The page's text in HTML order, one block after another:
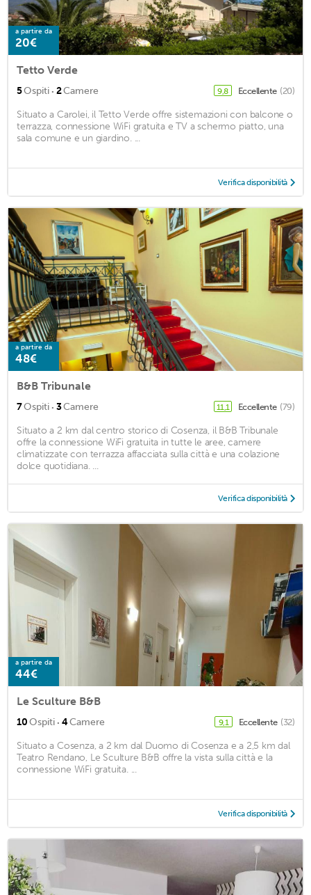
a partire da
20€
Tetto Verde
5Ospiti · 2Camere 9,8 Eccellente (20)
Situato a Carolei, il Tetto Verde offre sistemazioni con balcone o
terrazza, connessione WiFi gratuita e TV a schermo piatto, una
sala comune e un giardino. ...
Verifica disponibilità
a partire da
48€
B&B Tribunale
7Ospiti · 3Camere 11,1 Eccellente (79)
Situato a 2 km dal centro storico di Cosenza, il B&B Tribunale
offre la connessione WiFi gratuita in tutte le aree, camere
climatizzate con terrazza affacciata sulla città e una colazione
dolce quotidiana. ...
Verifica disponibilità
a partire da
44€
Le Sculture B&B
10Ospiti · 4Camere 9,1 Eccellente (32)
Situato a Cosenza, a 2 km dal Duomo di Cosenza e a 2,5 km dal
Teatro Rendano, Le Sculture B&B offre la vista sulla città e la
connessione WiFi gratuita. ...
Verifica disponibilità